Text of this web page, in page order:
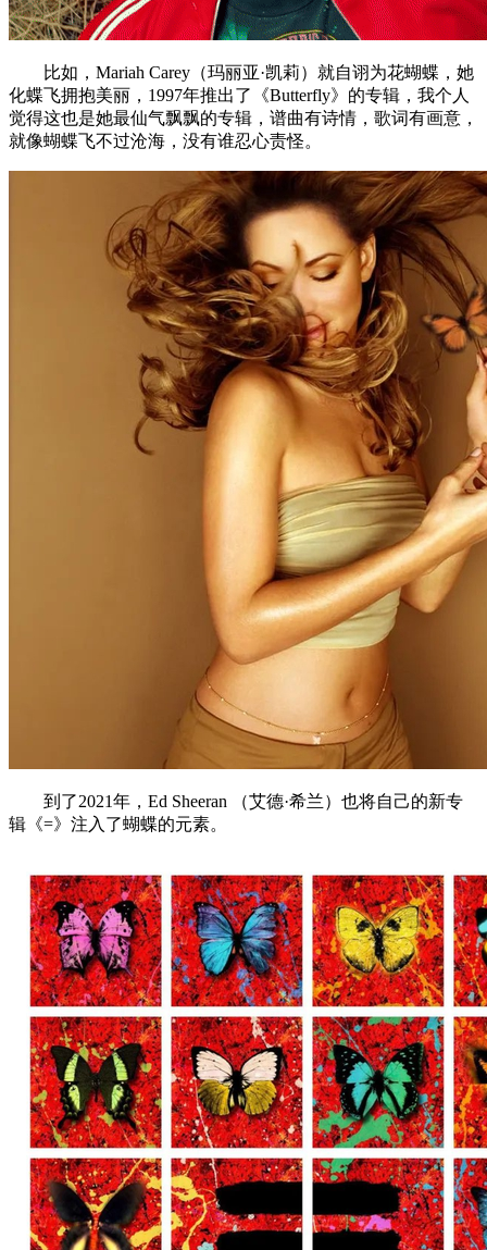
比如，Mariah Carey（玛丽亚·凯莉）就自诩为花蝴蝶，她
化蝶飞拥抱美丽，1997年推出了《Butterfly》的专辑，我个人
觉得这也是她最仙气飘飘的专辑，谱曲有诗情，歌词有画意，
就像蝴蝶飞不过沧海，没有谁忍心责怪。
到了2021年，Ed Sheeran （艾德·希兰）也将自己的新专
辑《=》注入了蝴蝶的元素。